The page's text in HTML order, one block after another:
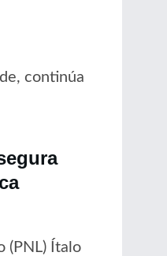
continúa
(PNL) Ítalo